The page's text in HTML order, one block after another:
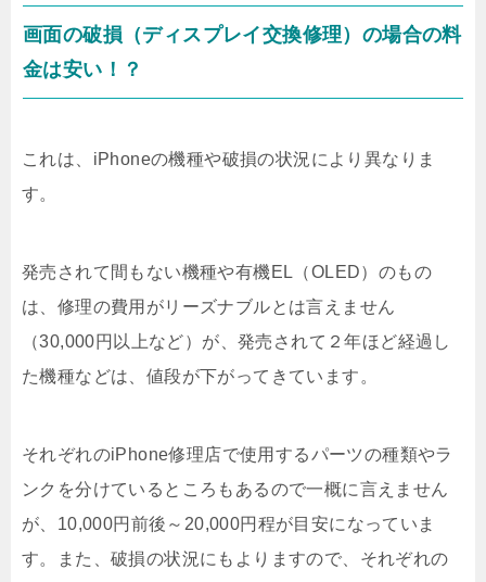
画面の破損（ディスプレイ交換修理）の場合の料
金は安い！？
これは、iPhoneの機種や破損の状況により異なりま
す。
発売されて間もない機種や有機EL（OLED）のもの
は、修理の費用がリーズナブルとは言えません
（30,000円以上など）が、発売されて２年ほど経過し
た機種などは、値段が下がってきています。
それぞれのiPhone修理店で使用するパーツの種類やラ
ンクを分けているところもあるので一概に言えません
が、10,000円前後～20,000円程が目安になっていま
す。また、破損の状況にもよりますので、それぞれの